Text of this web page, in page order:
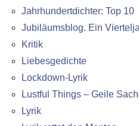
Jahrhundertdichter: Top 10
Jubiläumsblog. Ein
Kritik
Liebesgedichte
Lockdown-Lyrik
Lustful Things – Geile
Lyrik